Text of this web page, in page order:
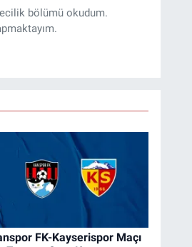
bölümü okudum.
FK-Kayserispor Maçı